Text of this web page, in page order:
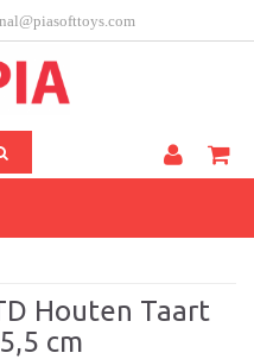
Klantenfeedback
NL
Houten Taart
cm